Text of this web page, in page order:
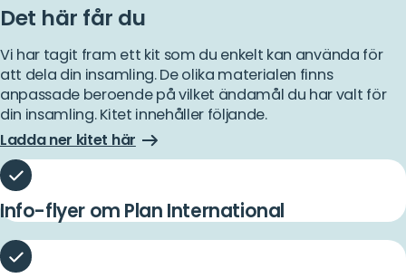
Det här får du
Vi har tagit fram ett kit som du enkelt kan använda för
att dela din insamling. De olika materialen finns
anpassade beroende på vilket ändamål du har valt för
din insamling. Kitet innehåller följande.
Ladda ner kitet här
Info-flyer om Plan International